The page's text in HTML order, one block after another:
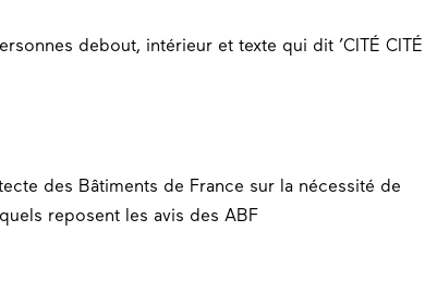
des Bâtiments de France sur la nécessité de
reposent les avis des ABF